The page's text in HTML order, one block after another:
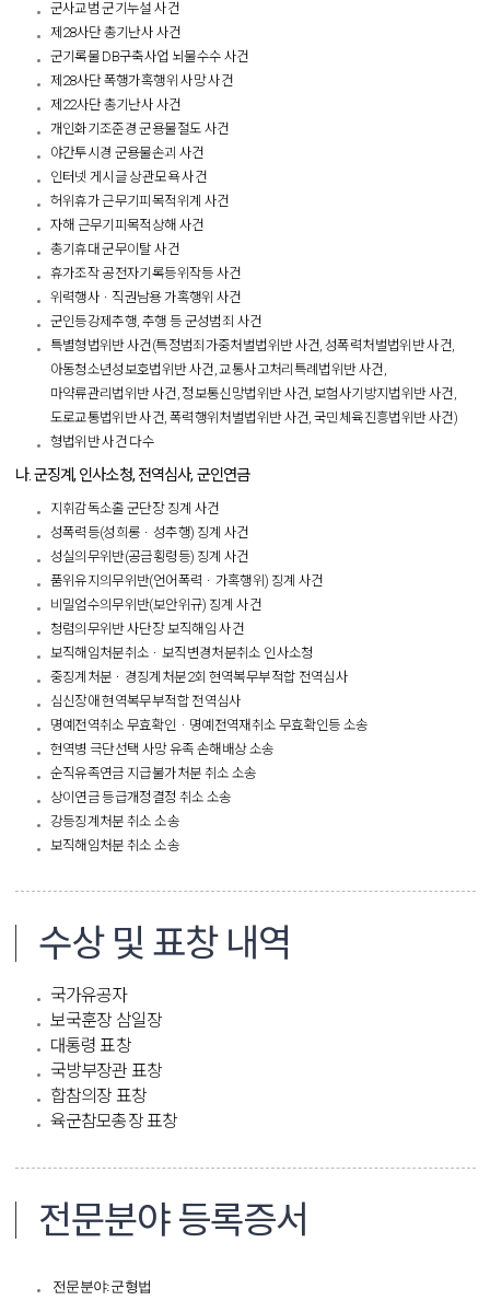
군사교범 군기누설 사건
제28사단 총기난사 사건
군기록물 DB구축사업 뇌물수수 사건
제28사단 폭행가혹행위 사망 사건
제22사단 총기난사 사건
개인화기조준경 군용물절도 사건
야간투시경 군용물손괴 사건
인터넷 게시글 상관모욕 사건
허위휴가 근무기피목적위계 사건
자해 근무기피목적상해 사건
총기휴대 군무이탈 사건
휴가조작 공전자기록등위작등 사건
위력행사ㆍ직권남용 가혹행위 사건
군인등강제추행, 추행 등 군성범죄 사건
특별형법위반 사건(특정범죄가중처벌법위반 사건, 성폭력처벌법위반 사건,
아동청소년성보호법위반 사건, 교통사고처리특례법위반 사건,
마약류관리법위반 사건, 정보통신망법위반 사건, 보험사기방지법위반 사건,
도로교통법위반 사건, 폭력행위처벌법위반 사건, 국민체육진흥법위반 사건)
형법위반 사건 다수
나. 군징계, 인사소청, 전역심사, 군인연금
지휘감독소홀 군단장 징계 사건
성폭력등(성희롱ㆍ성추행) 징계 사건
성실의무위반(공금횡령등) 징계 사건
품위유지의무위반(언어폭력ㆍ가혹행위) 징계 사건
비밀엄수의무위반(보안위규) 징계 사건
청렴의무위반 사단장 보직해임 사건
보직해임처분취소ㆍ보직변경처분취소 인사소청
중징계처분ㆍ경징계처분2회 현역복무부적합 전역심사
심신장애 현역복무부적합 전역심사
명예전역취소 무효확인ㆍ명예전역재취소 무효확인등 소송
현역병 극단선택 사망 유족 손해배상 소송
순직유족연금 지급불가처분 취소 소송
상이연금 등급개정결정 취소 소송
강등징계처분 취소 소송
보직해임처분 취소 소송
수상 및 표창 내역
국가유공자
보국훈장 삼일장
대통령 표창
국방부장관 표창
합참의장 표창
육군참모총장 표창​
전문분야 등록증서
전문분야:군형법